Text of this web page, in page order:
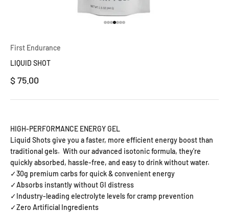
First Endurance
LIQUID SHOT
Precio de oferta
$ 75.00
HIGH-PERFORMANCE ENERGY GEL
Liquid Shots give you a faster, more efficient energy boost than
traditional gels. With our advanced isotonic formula, they're
quickly absorbed, hassle-free, and easy to drink without water.
✓30g premium carbs for quick & convenient energy
✓Absorbs instantly without GI distress
✓Industry-leading electrolyte levels for cramp prevention
✓Zero Artificial Ingredients